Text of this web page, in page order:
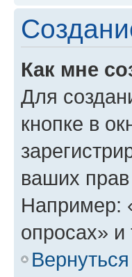
Как мне
Для
кнопке в
ваших
Например:
опросах» и